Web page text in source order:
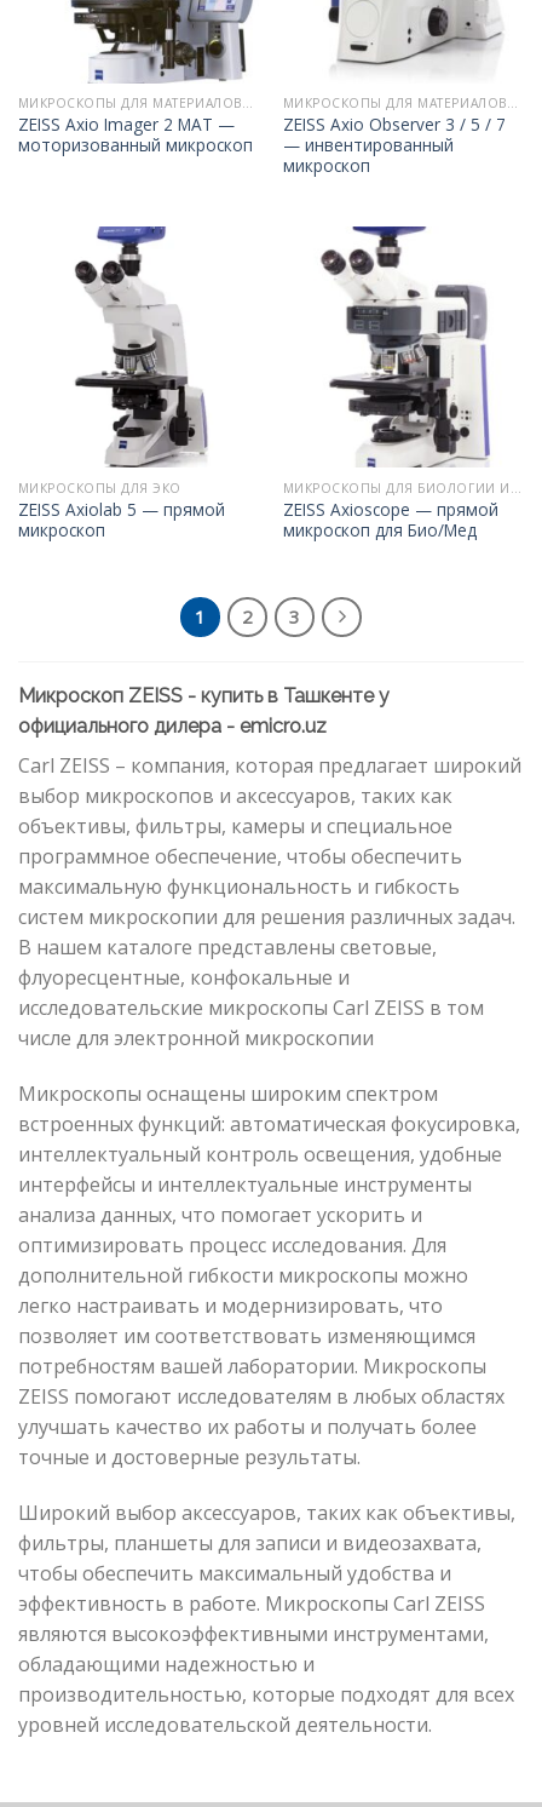
МИКРОСКОПЫ ДЛЯ МАТЕРИАЛОВЕДЕНИЯ
ZEISS Axio Imager 2 MAT —
моторизованный микроскоп
МИКРОСКОПЫ ДЛЯ МАТЕРИАЛОВЕДЕНИЯ
ZEISS Axio Observer 3 / 5 / 7
— инвентированный
микроскоп
МИКРОСКОПЫ ДЛЯ ЭКО
ZEISS Axiolab 5 — прямой
микроскоп
МИКРОСКОПЫ ДЛЯ БИОЛОГИИ И МЕДИЦИНЫ
ZEISS Axioscope — прямой
микроскоп для Био/Мед
1 2 3
Микроскоп ZEISS - купить в Ташкенте у
официального дилера - emicro.uz
Carl ZEISS – компания, которая предлагает широкий
выбор микроскопов и аксессуаров, таких как
объективы, фильтры, камеры и специальное
программное обеспечение, чтобы обеспечить
максимальную функциональность и гибкость
систем микроскопии для решения различных задач.
В нашем каталоге представлены световые,
флуоресцентные, конфокальные и
исследовательские микроскопы Carl ZEISS в том
числе для электронной микроскопии
Микроскопы оснащены широким спектром
встроенных функций: автоматическая фокусировка,
интеллектуальный контроль освещения, удобные
интерфейсы и интеллектуальные инструменты
анализа данных, что помогает ускорить и
оптимизировать процесс исследования. Для
дополнительной гибкости микроскопы можно
легко настраивать и модернизировать, что
позволяет им соответствовать изменяющимся
потребностям вашей лаборатории. Микроскопы
ZEISS помогают исследователям в любых областях
улучшать качество их работы и получать более
точные и достоверные результаты.
Широкий выбор аксессуаров, таких как объективы,
фильтры, планшеты для записи и видеозахвата,
чтобы обеспечить максимальный удобства и
эффективность в работе. Микроскопы Carl ZEISS
являются высокоэффективными инструментами,
обладающими надежностью и
производительностью, которые подходят для всех
уровней исследовательской деятельности.